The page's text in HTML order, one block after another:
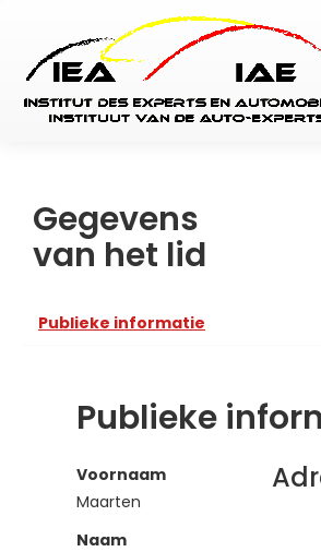
Gegevens
van het lid
Publieke informatie
Publieke
Voornaam
Maarten
Naam